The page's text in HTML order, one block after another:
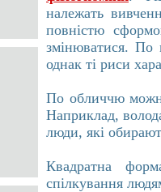
належать
повністю
змінюватися. По
однак ті риси
По обличчю
Наприклад,
люди, які
Квадратна
спілкування